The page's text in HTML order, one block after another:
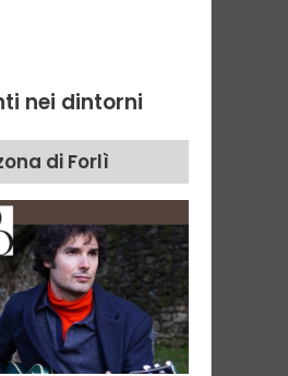
nei dintorni
di Forlì